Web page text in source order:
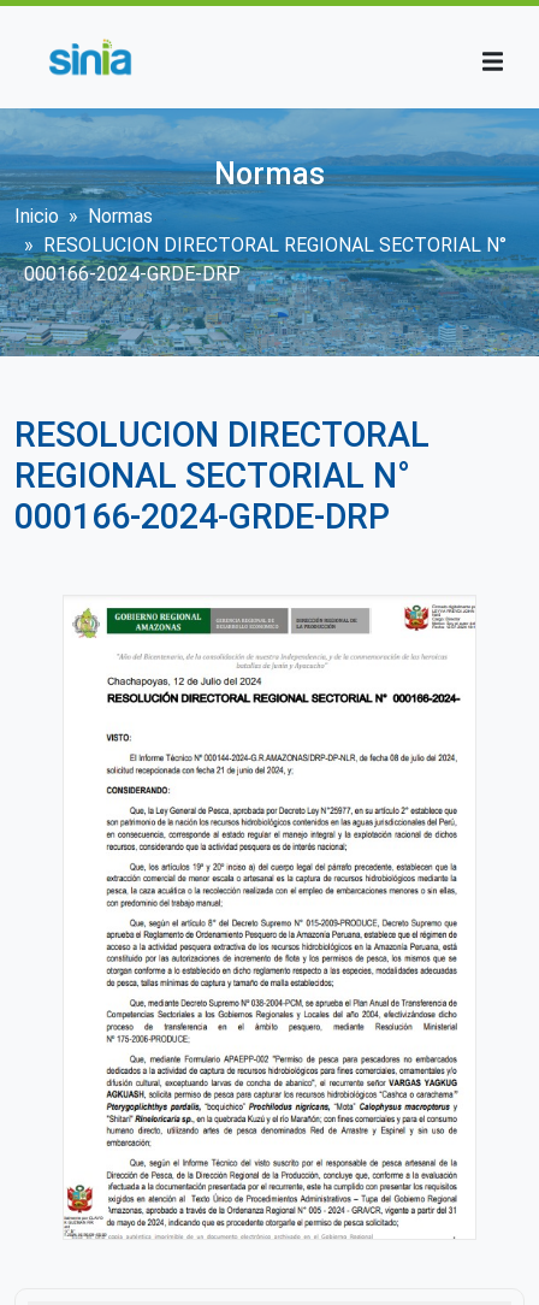
Normas
Sobrescribir enlaces de ayuda a la
Inicio
Normas
RESOLUCION DIRECTORAL REGIONAL SECTORIAL N°
000166-2024-GRDE-DRP
RESOLUCION DIRECTORAL
REGIONAL SECTORIAL N°
000166-2024-GRDE-DRP